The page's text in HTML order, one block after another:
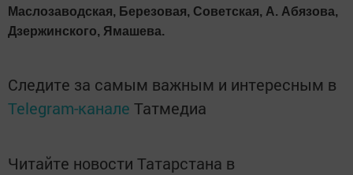
Маслозаводская, Березовая, Советская, А. Абязова,
Дзержинского, Ямашева.
Следите за самым важным и интересным в
Telegram-канале Татмедиа
Читайте новости Татарстана в